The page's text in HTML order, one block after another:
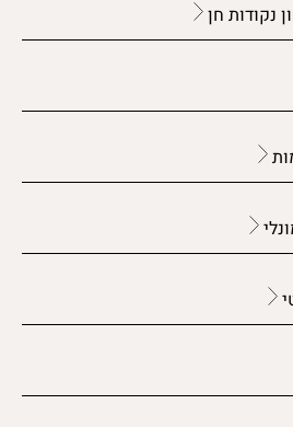
נקודות חן